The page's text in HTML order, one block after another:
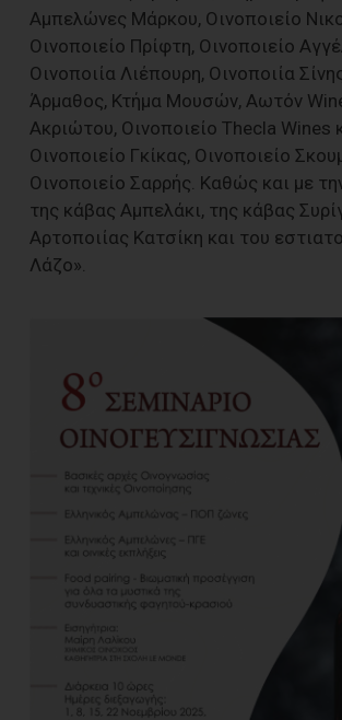
Αμπελώνες Μάρκου, Οινοποιείο
Οινοποιείο Πρίφτη, Οινοποιείο
Οινοποιία Λιέπουρη, Οινοποιία
Άρμαθος, Κτήμα Μουσών, Αωτόν
Ακριώτου, Οινοποιείο Thecla Wines
Οινοποιείο Γκίκας, Οινοποιείο
Οινοποιείο Σαρρής. Καθώς και με
της κάβας Αμπελάκι, της κάβας
Αρτοποιίας Κατσίκη και του
Λάζο».